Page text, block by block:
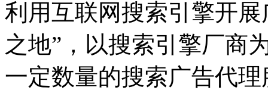
利用互联网搜索引擎开
之地”，以搜索引擎厂商
一定数量的搜索广告代